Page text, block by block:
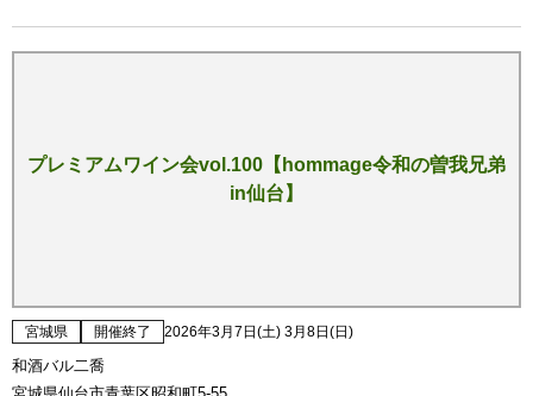
プレミアムワイン会vol.100【hommage令和の曽我兄弟
in仙台】
宮城県 開催終了 2026年3月7日(土) 3月8日(日)
和酒バル二喬